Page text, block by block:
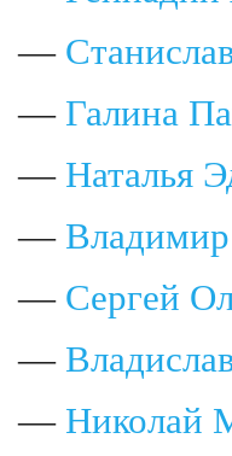
—
— Галина
— Наталья
—
— Сергей
—
— Николай